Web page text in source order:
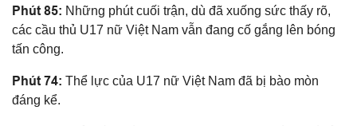
Phút 85: Những phút cuối trận, dù đã xuống sức thấy rõ,
các cầu thủ U17 nữ Việt Nam vẫn đang cố gắng lên bóng
tấn công.
Phút 74: Thể lực của U17 nữ Việt Nam đã bị bào mòn
đáng kể.